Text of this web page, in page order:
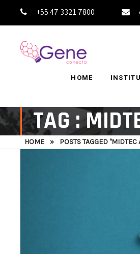
+55 47 3321 7800
HOME
TAG :
HOME » POSTS TAGGED "MIDTEC